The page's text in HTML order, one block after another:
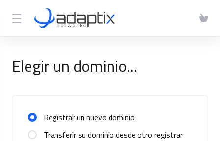
Elegir un dominio...
Registrar un nuevo dominio
Transferir su dominio desde otro registrar